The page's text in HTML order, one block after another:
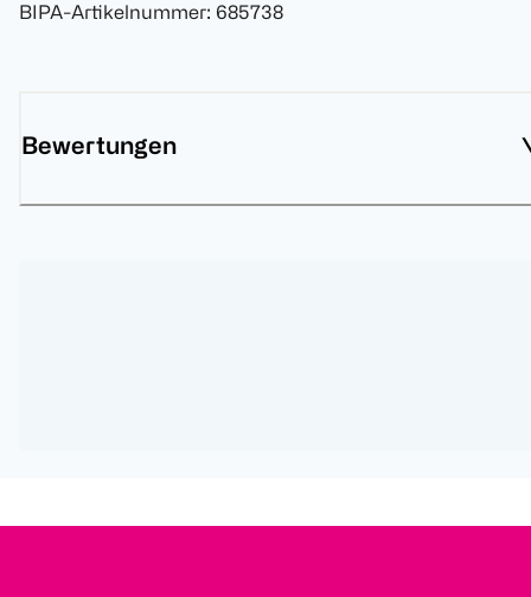
BIPA-Artikelnummer: 685738
Bewertungen